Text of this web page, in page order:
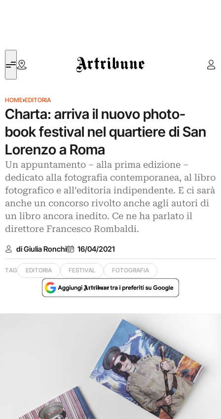
Artribune
HOME›EDITORIA
Charta: arriva il nuovo photo-
book festival nel quartiere di San
Lorenzo a Roma
Un appuntamento – alla prima edizione –
dedicato alla fotografia contemporanea, al libro
fotografico e all’editoria indipendente. E ci sarà
anche un concorso rivolto anche agli autori di
un libro ancora inedito. Ce ne ha parlato il
direttore Francesco Rombaldi.
di Giulia Ronchi 16/04/2021
TAG EDITORIA FESTIVAL FOTOGRAFIA